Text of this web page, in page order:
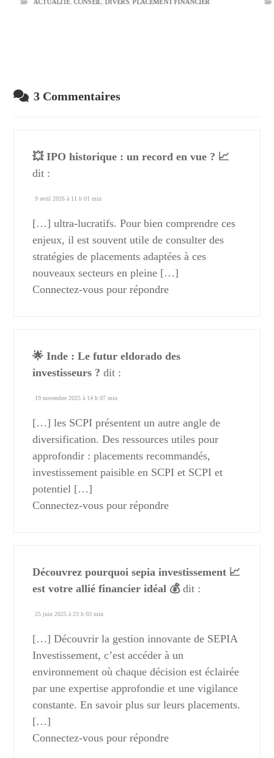
ACTUALITE,CONSEIL,DIVERS,PLACEMENT FINANCIER
3 Commentaires
💥 IPO historique : un record en vue ? 📈
dit :
9 avril 2026 à 11 h 01 min
[…] ultra-lucratifs. Pour bien comprendre ces
enjeux, il est souvent utile de consulter des
stratégies de placements adaptées à ces
nouveaux secteurs en pleine […]
Connectez-vous pour répondre
🌟 Inde : Le futur eldorado des
investisseurs ? dit :
19 novembre 2025 à 14 h 07 min
[…] les SCPI présentent un autre angle de
diversification. Des ressources utiles pour
approfondir : placements recommandés,
investissement paisible en SCPI et SCPI et
potentiel […]
Connectez-vous pour répondre
Découvrez pourquoi sepia investissement 📈
est votre allié financier idéal 💰 dit :
25 juin 2025 à 23 h 03 min
[…] Découvrir la gestion innovante de SEPIA
Investissement, c’est accéder à un
environnement où chaque décision est éclairée
par une expertise approfondie et une vigilance
constante. En savoir plus sur leurs placements.
[…]
Connectez-vous pour répondre